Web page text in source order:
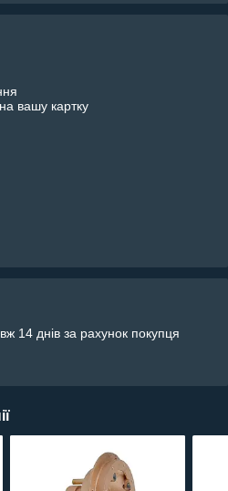
вашу картку
14 днів за рахунок покупця